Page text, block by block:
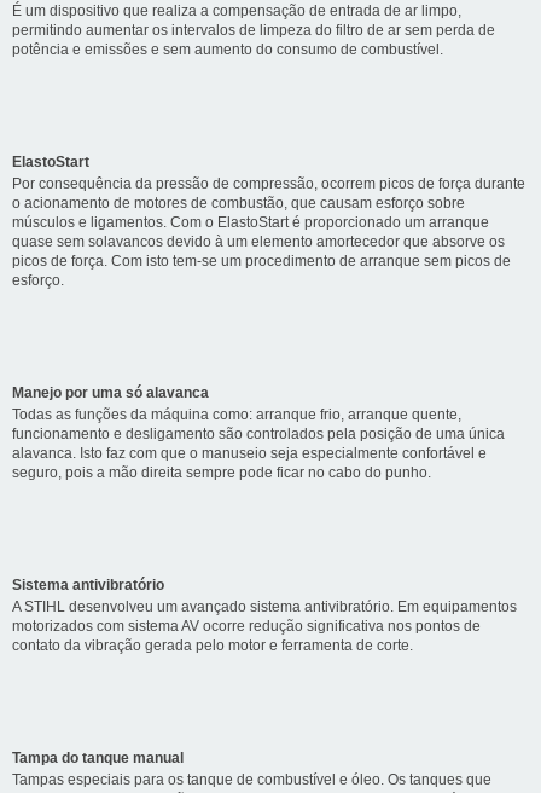
É um dispositivo que realiza a compensação de entrada de ar limpo,
permitindo aumentar os intervalos de limpeza do filtro de ar sem perda de
potência e emissões e sem aumento do consumo de combustível.
ElastoStart
Por consequência da pressão de compressão, ocorrem picos de força durante
o acionamento de motores de combustão, que causam esforço sobre
músculos e ligamentos. Com o ElastoStart é proporcionado um arranque
quase sem solavancos devido à um elemento amortecedor que absorve os
picos de força. Com isto tem-se um procedimento de arranque sem picos de
esforço.
Manejo por uma só alavanca
Todas as funções da máquina como: arranque frio, arranque quente,
funcionamento e desligamento são controlados pela posição de uma única
alavanca. Isto faz com que o manuseio seja especialmente confortável e
seguro, pois a mão direita sempre pode ficar no cabo do punho.
Sistema antivibratório
A STIHL desenvolveu um avançado sistema antivibratório. Em equipamentos
motorizados com sistema AV ocorre redução significativa nos pontos de
contato da vibração gerada pelo motor e ferramenta de corte.
Tampa do tanque manual
Tampas especiais para os tanque de combustível e óleo. Os tanques que